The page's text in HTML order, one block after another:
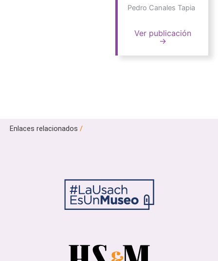
Pedro Canales Tapia
Ver publicación
→
Enlaces relacionados /